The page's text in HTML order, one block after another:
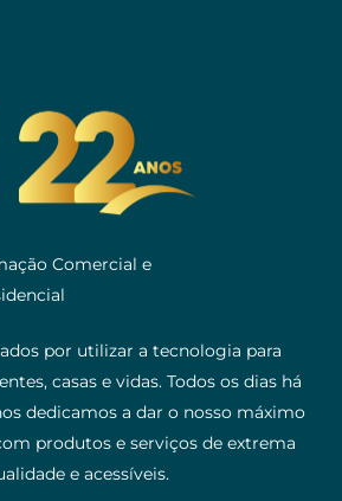
Comercial e
por utilizar a tecnologia para
casas e vidas. Todos os dias há
dedicamos a dar o nosso máximo
produtos e serviços de extrema
e acessíveis.